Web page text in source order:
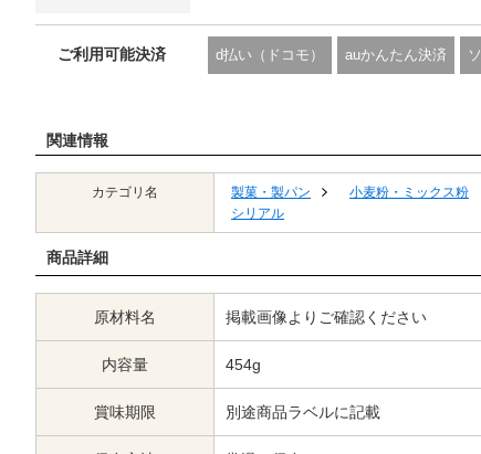
ご利用可能決済 d払い（ドコモ） auかんたん決済
関連情報
カテゴリ名 製菓・製パン
小麦粉・ミックス粉
シリアル
商品詳細
原材料名 掲載画像よりご確認ください
内容量 454g
賞味期限 別途商品ラベルに記載